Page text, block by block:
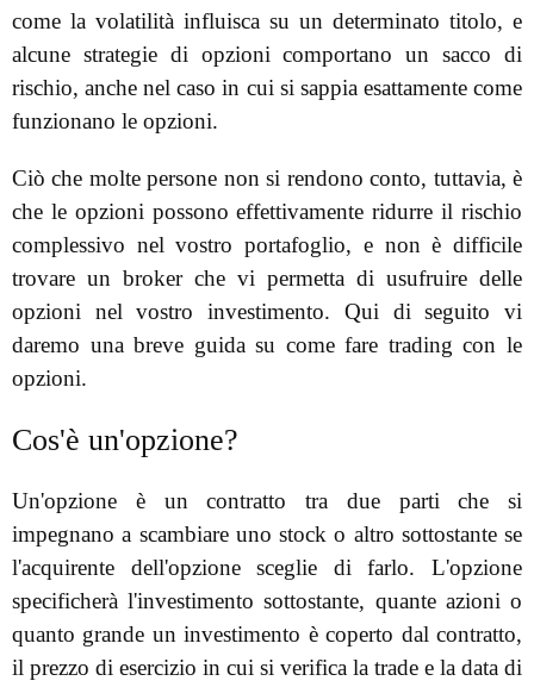
come la volatilità influisca su un determinato titolo, e
alcune strategie di opzioni comportano un sacco di
rischio, anche nel caso in cui si sappia esattamente come
funzionano le opzioni.
Ciò che molte persone non si rendono conto, tuttavia, è
che le opzioni possono effettivamente ridurre il rischio
complessivo nel vostro portafoglio, e non è difficile
trovare un broker che vi permetta di usufruire delle
opzioni nel vostro investimento. Qui di seguito vi
daremo una breve guida su come fare trading con le
opzioni.
Cos'è un'opzione?
Un'opzione è un contratto tra due parti che si
impegnano a scambiare uno stock o altro sottostante se
l'acquirente dell'opzione sceglie di farlo. L'opzione
specificherà l'investimento sottostante, quante azioni o
quanto grande un investimento è coperto dal contratto,
il prezzo di esercizio in cui si verifica la trade e la data di